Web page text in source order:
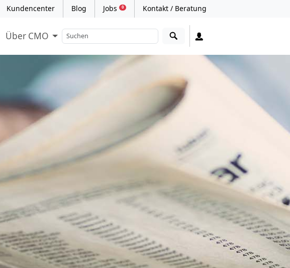
Kundencenter Blog Jobs 0 Kontakt / Beratung
Über CMO